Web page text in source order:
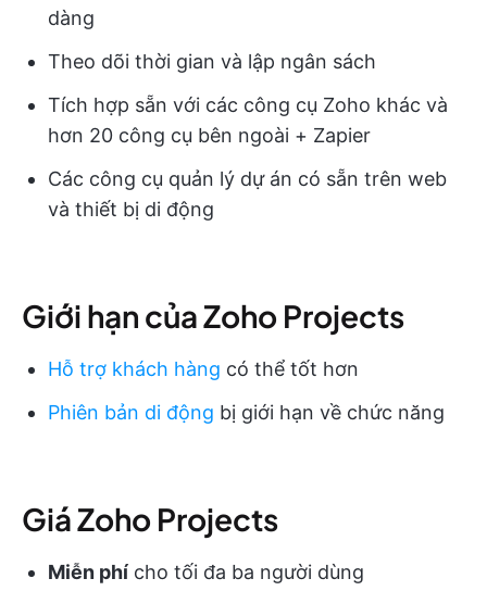
dàng
Theo dõi thời gian và lập ngân sách
Tích hợp sẵn với các công cụ Zoho khác và
hơn 20 công cụ bên ngoài + Zapier
Các công cụ quản lý dự án có sẵn trên web
và thiết bị di động
Giới hạn của Zoho Projects
Hỗ trợ khách hàng có thể tốt hơn
Phiên bản di động bị giới hạn về chức năng
Giá Zoho Projects
Miễn phí cho tối đa ba người dùng